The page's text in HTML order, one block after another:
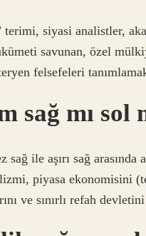
terimi, siyasi analistler,
savunan, özel
felsefeleri
sağ mı sol
sağ ile aşırı sağ
piyasa ekonomisini
ve sınırlı refah